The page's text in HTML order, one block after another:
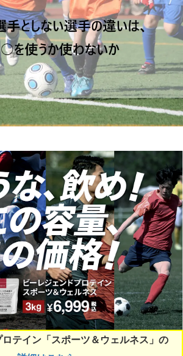
ロテイン「スポーツ＆ウェルネス」の